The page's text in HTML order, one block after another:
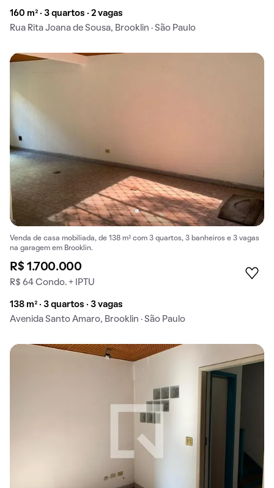
160 m² · 3 quartos · 2 vagas
Rua Rita Joana de Sousa, Brooklin · São Paulo
Venda de casa mobiliada, de 138 m² com 3 quartos, 3 banheiros e 3 vagas
na garagem em Brooklin.
R$ 1.700.000
R$ 64 Condo. + IPTU
138 m² · 3 quartos · 3 vagas
Avenida Santo Amaro, Brooklin · São Paulo